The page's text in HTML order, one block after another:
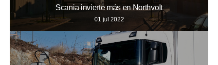
Scania invierte más en Northvolt
01 jul 2022